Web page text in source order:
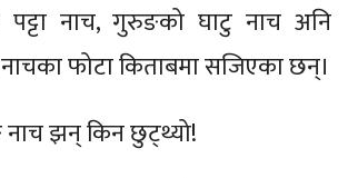
नाच, गुरुङको घाटु नाच अनि
फोटा किताबमा सजिएका छन्।
नाच झन् किन छुट्थ्यो!